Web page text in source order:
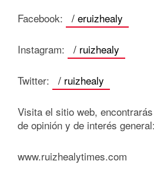
Facebook: / eruizhealy
Instagram: / ruizhealy
Twitter: / ruizhealy
Visita el sitio web,
de opinión y de interés general:
www.ruizhealytimes.com